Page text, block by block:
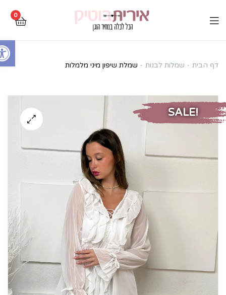
Open toolbar
0
שמלת
מיני
מלמלות
דף הבית שמלות לבנות שמלת שיפון מיני מלמלות
SALE!